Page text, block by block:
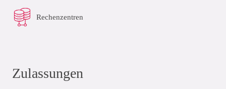
Rechenzentren
Zulassungen